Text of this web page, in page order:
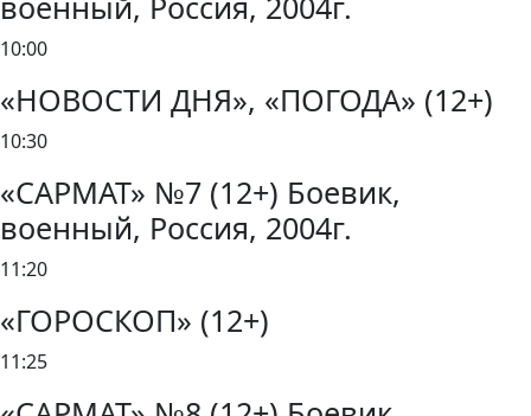
10:00
«НОВОСТИ ДНЯ», «ПОГОДА» (12+)
10:30
«САРМАТ» №7 (12+) Боевик,
военный, Россия, 2004г.
11:20
«ГОРОСКОП» (12+)
11:25